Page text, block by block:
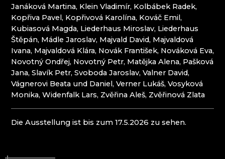
DEELLA ART & GLASS
DETESK
EVANS ATELIER
FABOS
G&B BEADS / MUSEUM FÜR
PERLENHERSTELLUNG
GLAS BERÁNEK
GLASS PESNIČÁK
GLASSUNICUM
IVAN KOLMAN
Janáková Martina, Klein Vladimír, Kolbábek Radek,
Kopřiva Pavel, Kopřivová Karolína, Kováč Emil,
Kubiasová Magda, Liederhaus Miroslav, Liederhaus
Štěpán, Mádle Jaroslav, Majvald David, Majvaldová
Ivana, Majvaldová Klára, Novák František, Nováková Eva,
Novotný Ondřej, Novotný Petr, Matějka Alena, Pašková
Jana, Slavík Petr, Svoboda Jaroslav, Valner David,
Vágnerovi Beata und Daniel, Verner Lukáš, Vosyková
Monika, Widenfalk Lars, Zvěřina Aleš, Zvěřinová Zlata
Die Ausstellung ist bis zum 17.5.2026 zu sehen.